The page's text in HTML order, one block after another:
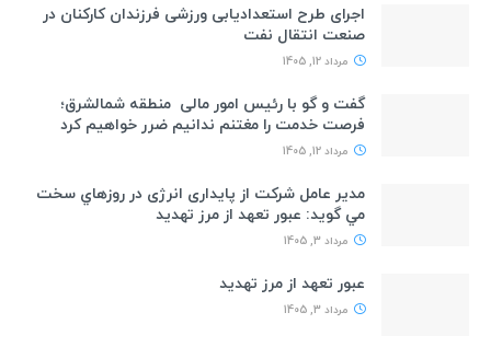
اجرای طرح استعدادیابی ورزشی فرزندان کارکنان در
صنعت انتقال نفت
مرداد 12, 1405
گفت و گو با رئیس امور مالی منطقه شمالشرق؛
فرصت خدمت را مغتنم ندانیم ضرر خواهیم کرد
مرداد 12, 1405
مدیر عامل شرکت از پایداری انرژی در روزهاي سخت
مي گويد: عبور تعهد از مرز تهدید
مرداد 3, 1405
عبور تعهد از مرز تهديد
مرداد 3, 1405